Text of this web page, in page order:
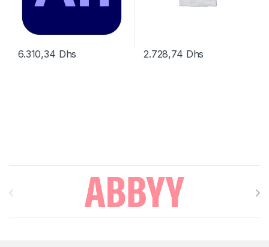
6.310,34 Dhs 2.728,74 Dhs
Brands Carousel